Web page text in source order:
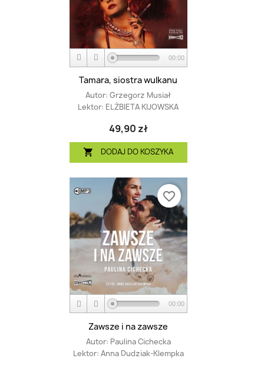
00:00
Tamara, siostra wulkanu
Autor: Grzegorz Musiał
Lektor: ELŻBIETA KIJOWSKA
49,90 zł
 DODAJ DO KOSZYKA
00:00
Zawsze i na zawsze
Autor: Paulina Cichecka
Lektor: Anna Dudziak-Klempka
favorite_border